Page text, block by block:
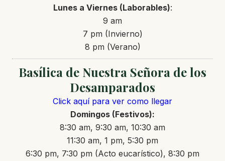
Lunes a Viernes (Laborables):
9 am
7 pm (Invierno)
8 pm (Verano)
Basílica de Nuestra Señora de los
Desamparados
Click aquí para ver como llegar
Domingos (Festivos):
8:30 am, 9:30 am, 10:30 am
11:30 am, 1 pm, 5:30 pm
6:30 pm, 7:30 pm (Acto eucarístico), 8:30 pm